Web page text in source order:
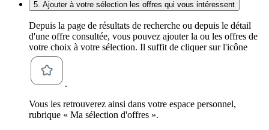
5. Ajouter à votre sélection les offres qui vous intéressent
Depuis la page de résultats de recherche ou depuis le détail
d'une offre consultée, vous pouvez ajouter la ou les offres de
votre choix à votre sélection. Il suffit de cliquer sur l'icône
.
Vous les retrouverez ainsi dans votre espace personnel,
rubrique « Ma sélection d'offres ».